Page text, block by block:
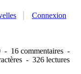
Connexion
- 16 commentaires -
- 326 lectures